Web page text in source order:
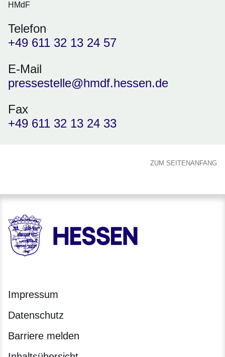
HMdF
Telefon
+49 611 32 13 24 57
E-Mail
pressestelle@hmdf.hessen.de
Fax
+49 611 32 13 24 33
ZUM SEITENANFANG
HESSEN - Hessische Landesregierung
Impressum
Datenschutz
Barriere melden